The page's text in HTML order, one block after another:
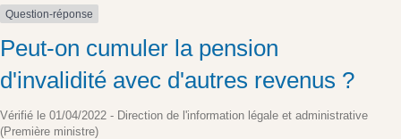
Question-réponse
Peut-on cumuler la pension
d'invalidité avec d'autres revenus ?
Vérifié le 01/04/2022 - Direction de l'information légale et administrative
(Première ministre)